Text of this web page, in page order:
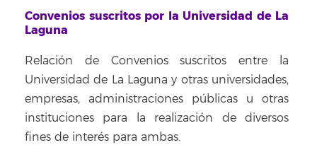
Convenios suscritos por la Universidad de La
Laguna
Relación de Convenios suscritos entre la
Universidad de La Laguna y otras universidades,
empresas, administraciones públicas u otras
instituciones para la realización de diversos
fines de interés para ambas.